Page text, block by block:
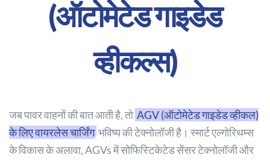
(ऑटोमेटेड गाइडेड
व्हीकल्स)
जब पावर वाहनों की बात आती है, तो AGV (ऑटोमेटेड गाइडेड व्हीकल)
के लिए वायरलेस चार्जिंग भविष्य की टेक्नोलॉजी है। स्मार्ट एल्गोरिथम्स
के विकास के अलावा, AGVs में सोफिस्टिकेटेड सेंसर टेक्नोलॉजी और